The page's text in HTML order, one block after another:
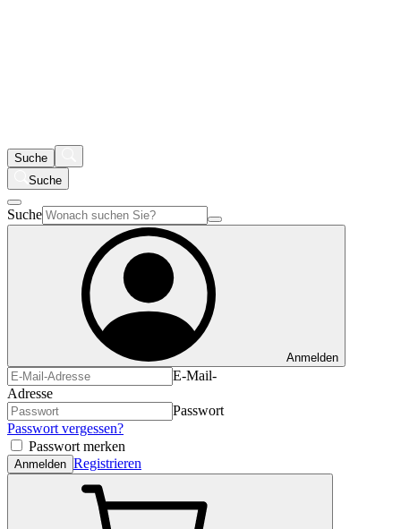
Suche
Suche
Suche
Anmelden
E-Mail-
Adresse
Passwort
Passwort vergessen?
Passwort merken
Anmelden Registrieren